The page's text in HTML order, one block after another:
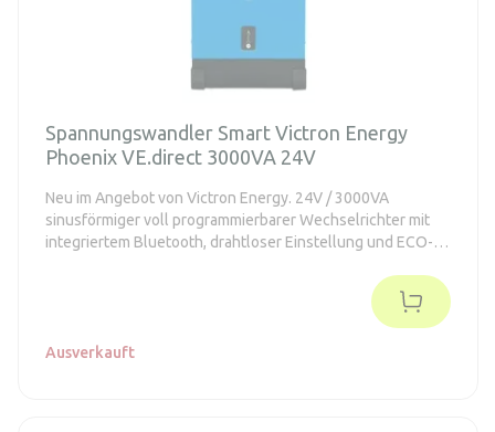
Spannungswandler Smart Victron Energy
Phoenix VE.direct 3000VA 24V
Neu im Angebot von Victron Energy. 24V / 3000VA
sinusförmiger voll programmierbarer Wechselrichter mit
integriertem Bluetooth, drahtloser Einstellung und ECO-
Ausverkauft